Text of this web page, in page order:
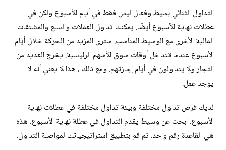
التداول الثنائي بسيط وفعال ليس فقط في أيام الأسبوع ولكن في
عطلات نهاية الأسبوع أيضًا. يمكنك تداول العملات والسلع والمشتقات
المالية الأخرى مع الوسيط المناسب. سترى المزيد من الحركة خلال أيام
الأسبوع عندما تتداخل أوقات سوق الأسهم الرئيسية. يخرج العديد من
التجار ولا يتداولون في أيام إجازتهم. ومع ذلك ، هذا لا يعني أنه لا
يوجد عمل.
لديك فرص تداول مختلفة وبيئة تداول مختلفة في عطلات نهاية
الأسبوع. ابحث عن وسيط يقدم التداول في عطلة نهاية الأسبوع. هذه
هي القاعدة رقم واحد. ثم قم بتطبيق استراتيجياتك لمواصلة التداول.